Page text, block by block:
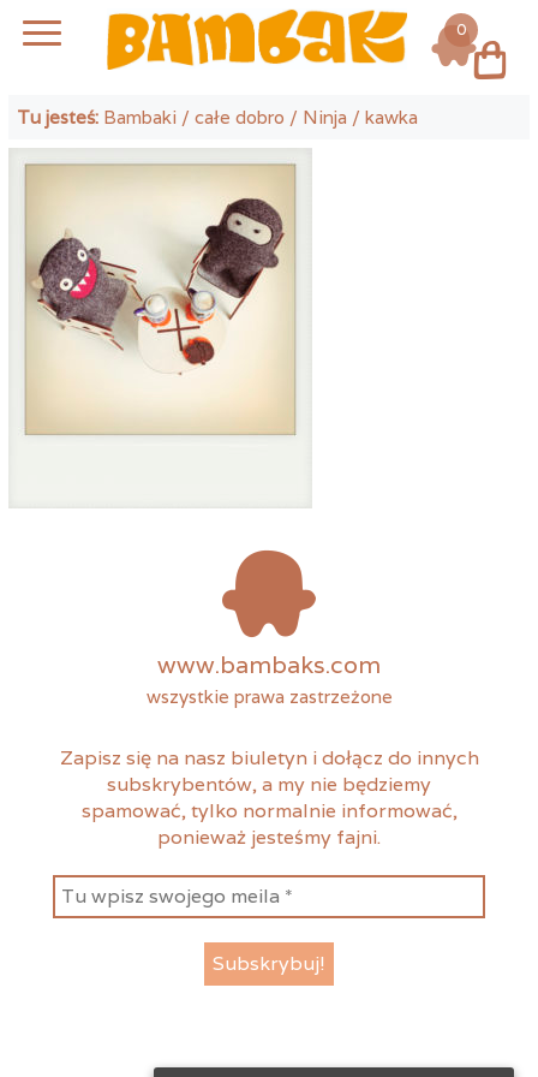
Tu jesteś: Bambaki /całe dobro / Ninja / kawka
www.bambaks.com
wszystkie prawa zastrzeżone
Zapisz się na nasz biuletyn i dołącz do innych
subskrybentów, a my nie będziemy
spamować, tylko normalnie informować,
ponieważ jesteśmy fajni.
Log in
0